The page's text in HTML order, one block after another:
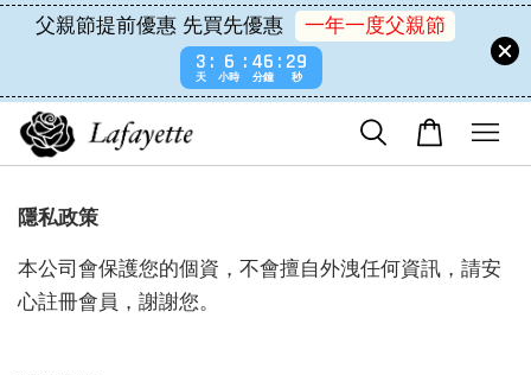
父親節提前優惠 先買先優惠
一年一度父親節
3
天
6
小時
46
分鐘
29
秒
隱私政策
本公司會保護您的個資，不會擅自外洩任何資訊，請安
心註冊會員，謝謝您。